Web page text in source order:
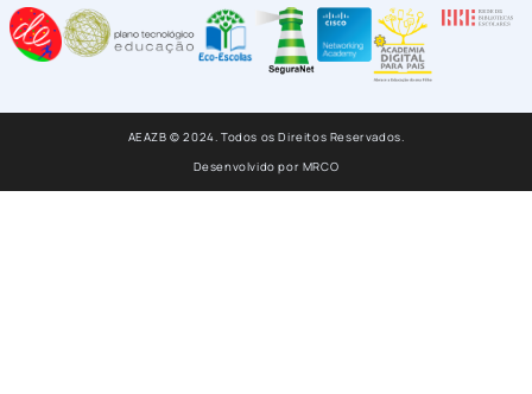
AEAZB © 2024. Todos os Direitos Reservados.
Desenvolvido por MRCO